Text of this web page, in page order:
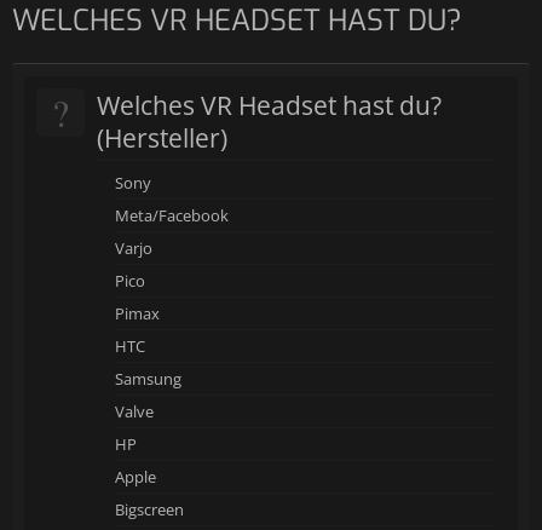
WELCHES VR HEADSET HAST DU?
?
Welches VR Headset hast du?
(Hersteller)
Sony
Meta/Facebook
Varjo
Pico
Pimax
HTC
Samsung
Valve
HP
Apple
Bigscreen